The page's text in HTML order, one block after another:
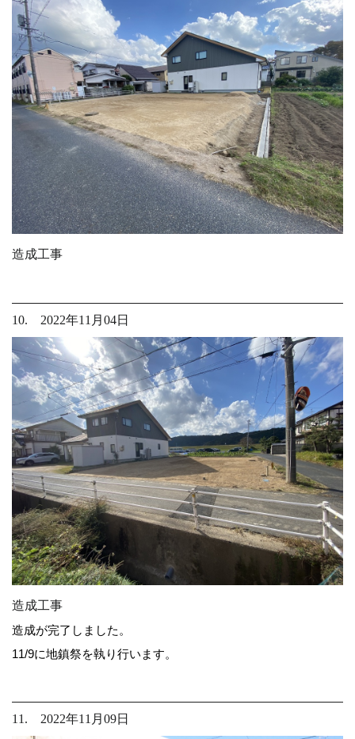
造成工事
10. 2022年11月04日
造成工事
造成が完了しました。
11/9に地鎮祭を執り行います。
11. 2022年11月09日